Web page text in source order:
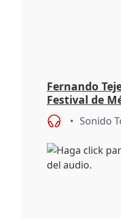
Fernando
Festival de
Roma':
Sonido